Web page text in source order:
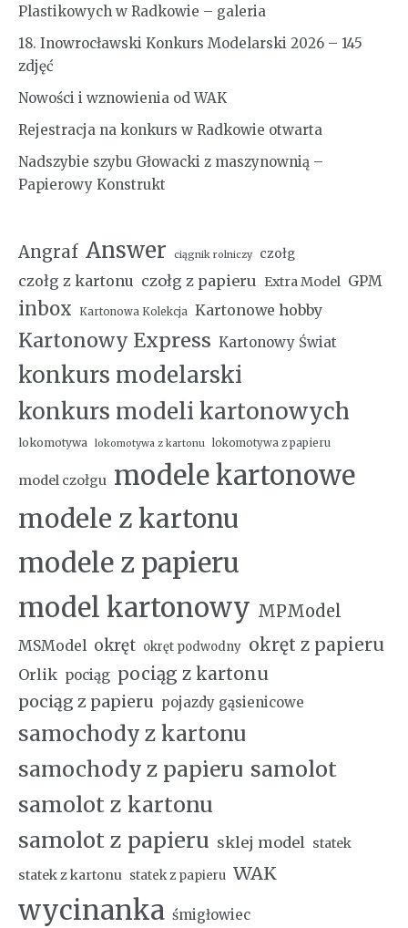
Plastikowych w Radkowie – galeria
18. Inowrocławski Konkurs Modelarski 2026 – 145
zdjęć
Nowości i wznowienia od WAK
Rejestracja na konkurs w Radkowie otwarta
Nadszybie szybu Głowacki z maszynownią –
Papierowy Konstrukt
Angraf Answer ciągnik rolniczy czołg
czołg z kartonu czołg z papieru Extra Model GPM
inbox Kartonowa Kolekcja Kartonowe hobby
Kartonowy Express Kartonowy Świat
konkurs modelarski
konkurs modeli kartonowych
lokomotywa lokomotywa z kartonu lokomotywa z papieru
model czołgu modele kartonowe
modele z kartonu
modele z papieru
model kartonowy MPModel
MSModel okręt okręt podwodny okręt z papieru
Orlik pociąg pociąg z kartonu
pociąg z papieru pojazdy gąsienicowe
samochody z kartonu
samochody z papieru samolot
samolot z kartonu
samolot z papieru sklej model
statek
statek z kartonu statek z papieru WAK
wycinanka śmigłowiec